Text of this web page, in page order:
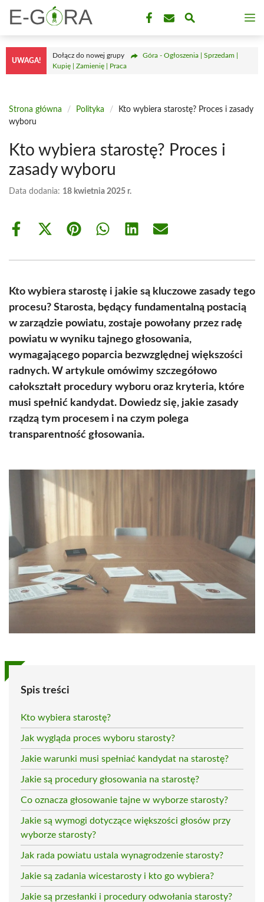
treści
UWAGA!
Dołącz do nowej grupy
Góra - Ogłoszenia | Sprzedam |
Kupię | Zamienię | Praca
Strona główna / Polityka /
Kto wybiera starostę? Proces i zasady
wyboru
Kto wybiera starostę? Proces i
zasady wyboru
Data dodania: 18 kwietnia 2025 r.
Share
Share
(Twitter)
Share Share Share Share
Kto wybiera starostę i jakie są kluczowe zasady tego
procesu? Starosta, będący fundamentalną postacią
w zarządzie powiatu, zostaje powołany przez radę
powiatu w wyniku tajnego głosowania,
wymagającego poparcia bezwzględnej większości
radnych. W artykule omówimy szczegółowo
całokształt procedury wyboru oraz kryteria, które
musi spełnić kandydat. Dowiedz się, jakie zasady
rządzą tym procesem i na czym polega
transparentność głosowania.
Spis treści
Kto wybiera starostę?
Jak wygląda proces wyboru starosty?
Jakie warunki musi spełniać kandydat na starostę?
Jakie są procedury głosowania na starostę?
Co oznacza głosowanie tajne w wyborze starosty?
Jakie są wymogi dotyczące większości głosów przy
wyborze starosty?
Jak rada powiatu ustala wynagrodzenie starosty?
Jakie są zadania wicestarosty i kto go wybiera?
Jakie są przesłanki i procedury odwołania starosty?